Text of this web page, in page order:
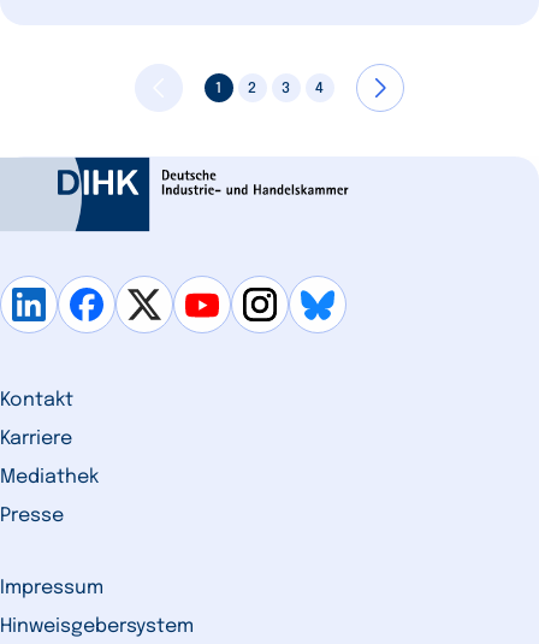
1 2 3 4
Kontakt
Karriere
Mediathek
Presse
Impressum
Hinweisgebersystem